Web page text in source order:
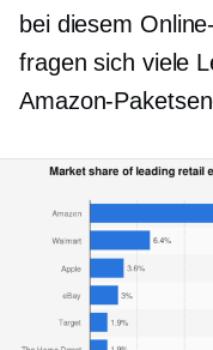
bei diesem
fragen sich viele
Amazon-